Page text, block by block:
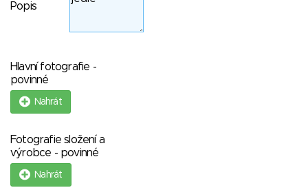
Popis
Hlavní fotografie -
povinné
Nahrát
Fotografie složení a
výrobce - povinné
Nahrát